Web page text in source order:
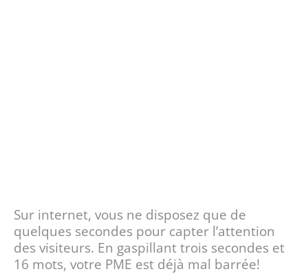
Sur internet, vous ne disposez que de
quelques secondes pour capter l’attention
des visiteurs. En gaspillant trois secondes et
16 mots, votre PME est déjà mal barrée!